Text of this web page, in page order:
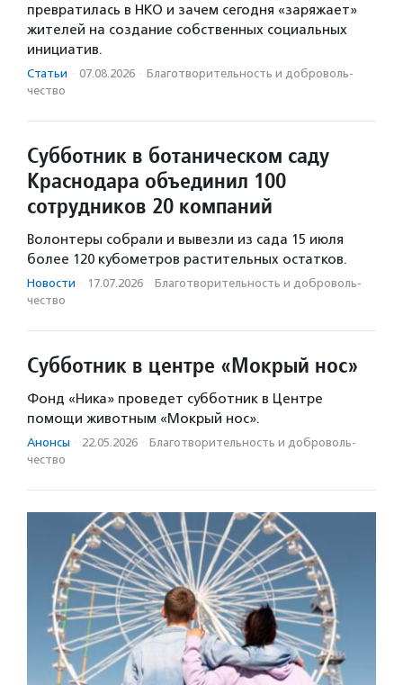
превратилась в НКО и зачем сегодня «заряжает»
жителей на создание собственных социальных
инициатив.
Статьи · 07.08.2026 · Благотвори­тель­ность и доброволь­
чест­во
Субботник в ботаническом саду
Краснодара объединил 100
сотрудников 20 компаний
Волонтеры собрали и вывезли из сада 15 июля
более 120 кубометров растительных остатков.
Новости · 17.07.2026 · Благотвори­тель­ность и доброволь­
чест­во
Субботник в центре «Мокрый нос»
Фонд «Ника» проведет субботник в Центре
помощи животным «Мокрый нос».
Анонсы · 22.05.2026 · Благотвори­тель­ность и доброволь­
чест­во